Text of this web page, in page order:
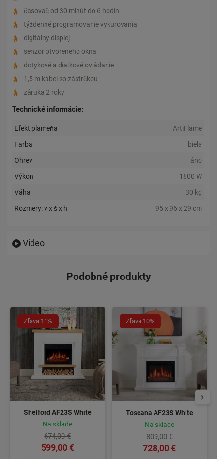
časovač od 30 minút do 6 hodín
týždenné programovanie vykurovania
digitálny displej
senzor otvoreného okna
dotykové a diaľkové ovládanie
1,5 m kábel so zástrčkou
záruka 2 roky
Technické informácie:
Efekt plameňa ArtiFlame
Farba biela
Ohrev áno
Výkon 1800 W
Váha 30 kg
Rozmery: v x š x h 95 x 96 x 29 cm
Video
Podobné produkty
Zľava 11%
Shelford AF23S White
Na sklade
674,00 €
599,00 €
Zľava 10%
Toscana AF23S White
Na sklade
809,00 €
728,00 €